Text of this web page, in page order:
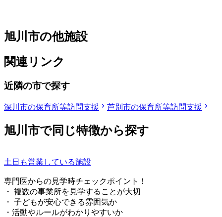
旭川市の他施設
関連リンク
近隣の市で探す
深川市の保育所等訪問支援 芦別市の保育所等訪問支援
旭川市で同じ特徴から探す
土日も営業している施設
専門医からの見学時チェックポイント！
・ 複数の事業所を見学することが大切
・ 子どもが安心できる雰囲気か
・活動やルールがわかりやすいか